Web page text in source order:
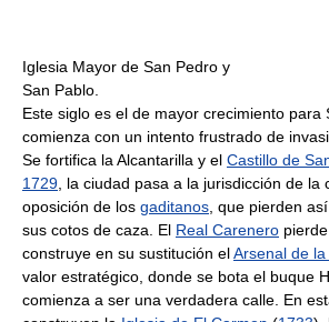
Iglesia Mayor de San Pedro y
San Pablo.
Este siglo es el de mayor crecimiento para
comienza con un intento frustrado de
Se fortifica la Alcantarilla y el Castillo de
1729 , la ciudad pasa a la jurisdicción de
oposición de los gaditanos , que pierden
sus cotos de caza. El Real Carenero
construye en su sustitución elArsenal de
valor estratégico, donde se bota el buque
comienza a ser una verdadera calle. En